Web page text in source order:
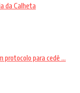
da Calheta
protocolo para cedê ...